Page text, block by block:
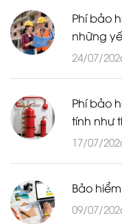
Phí bảo
những
24/07/
Phí bảo
tính như
17/07/
Bảo
09/07/